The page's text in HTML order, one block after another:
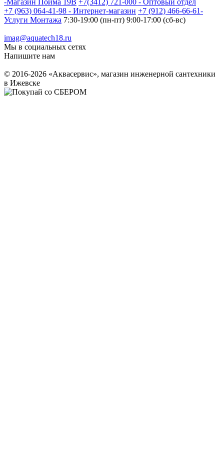
+7 (963) 064-41-98 - Интернет-магазин +7 (912) 466-66-61-
Услуги Монтажа 7:30-19:00 (пн-пт) 9:00-17:00 (сб-вс)
imag@aquatech18.ru
Мы в социальных сетях
Напишите нам
© 2016-2026 «Аквасервис», магазин инженерной сантехники
в Ижевске